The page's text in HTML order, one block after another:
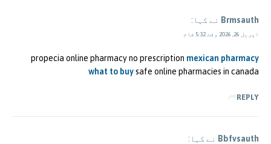
Brmsauth نے کہا:
اپریل 26, 2026 وقت 5:32 شام
propecia online pharmacy no prescription mexican pharmacy
what to buysafe online pharmacies in canada
REPLY
Bbfvsauth نے کہا: